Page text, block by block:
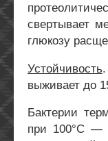
свертывает
глюкозу
Устойчивость
выживает до
Бактерии
при 100°С —